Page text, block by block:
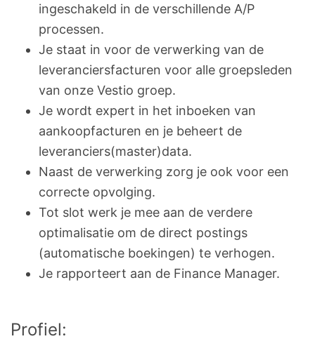
ingeschakeld in de verschillende A/P
processen.
Je staat in voor de verwerking van de
leveranciersfacturen voor alle groepsleden
van onze Vestio groep.
Je wordt expert in het inboeken van
aankoopfacturen en je beheert de
leveranciers(master)data.
Naast de verwerking zorg je ook voor een
correcte opvolging.
Tot slot werk je mee aan de verdere
optimalisatie om de direct postings
(automatische boekingen) te verhogen.
Je rapporteert aan de Finance Manager.
Profiel: